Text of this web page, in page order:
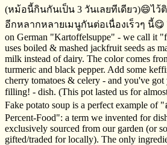
(หม้อนี้กินกันเป็น​ 3 วันเลยทีเดียว)😄ไว้
อีกหลากหลายเมนูกันต่อเนื่องเร็วๆ​ นี้😋
on German "Kartoffelsuppe" - we call it
uses boiled & mashed jackfruit seeds as
milk instead of dairy. The color comes
turmeric and black pepper. Add some
cherry tomatoes & celery - and you've
filling! - dish. (This pot lasted us for
Fake potato soup is a perfect example
Percent-Food": a term we invented for
exclusively sourced from our garden (or
gifted/traded for locally). The only